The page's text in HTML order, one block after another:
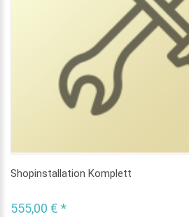
Shopinstallation Komplett
555,00 € *